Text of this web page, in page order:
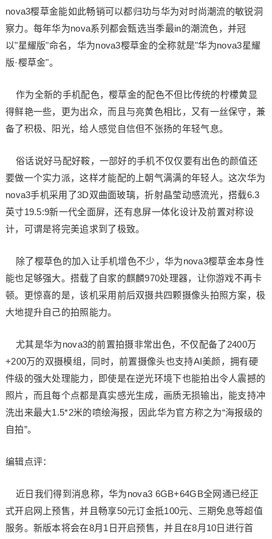
nova3樱草金能如此畅销可以都归功与华为对时尚潮流的敏锐洞
察力。每年华为nova系列都会甄选当季最in的潮流色，并冠
以"星耀版"命名，华为nova3樱草金的全称就是"华为nova3星耀
版·樱草金"。
作为全新的手机配色，樱草金的配色不但比传统的柠檬黄显
得鲜艳一些，更为出众，而且与亮黄色相比，又有一丝保守，兼
备了积极、阳光，给人感觉自信但不张扬的年轻气息。
俗话说好马配好鞍，一部好的手机不仅仅要有出色的颜值还
要做一个实力派，这样才能配的上朝气满满的年轻人。这次华为
nova3手机采用了3D双曲面玻璃，折射晶莹动感流光，搭载6.3
英寸19.5:9新一代全面屏，还有息屏一体化设计及前置对称设
计，可谓是将完美追求到了极致。
除了樱草色的加入让手机增色不少，华为nova3樱草金本身性
能也足够强大。搭载了自家的麒麟970处理器，让你游戏不再卡
顿。更惊喜的是，该机采用前后双摄共四颗摄像头拍照方案，极
大地提升自己的拍照能力。
尤其是华为nova3的前置拍摄非常出色，不仅配备了2400万
+200万的双摄模组，同时，前置摄像头也支持AI美颜，拥有硬
件级的强大处理能力，即使是在逆光环境下也能拍出令人震撼的
照片，而且每个点都是真实感光生成，画质无损输出，能支持冲
洗出来最大1.5*2米的喷绘海报，因此华为官方称之为“海报级的
自拍”。
编辑点评：
近日我们得到消息称，华为nova3 6GB+64GB全网通已经正
式开启网上预售，并且畅享50元订金抵100元、三期免息等超值
服务。新版本将会在8月1日开启预售，并且在8月10日进行首